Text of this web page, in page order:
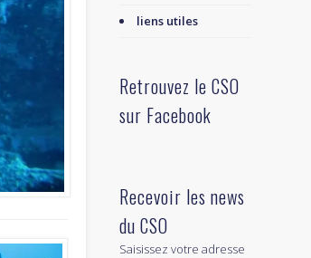
liens utiles
Retrouvez le CSO
sur Facebook
Recevoir les news
du CSO
Saisissez votre adresse